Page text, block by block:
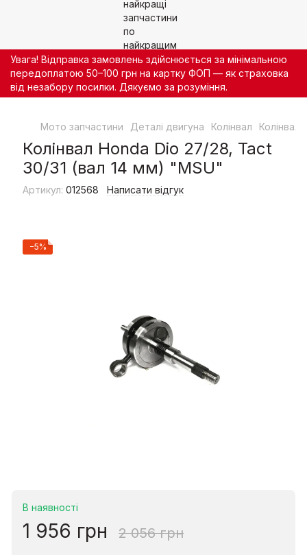
Увага! Відправка замовлень здійснюється за мінімальною
передоплатою 50–100 грн на картку ФОП — як страховка
від незабору посилки. Дякуємо за розуміння.
Мото запчастини Деталі двигуна Колінвал
Колінвал Honda Dio 27/28, Tact
30/31 (вал 14 мм) "MSU"
Артикул: 012568 Написати відгук
−5%
В наявності
1 956 грн 2 056 грн